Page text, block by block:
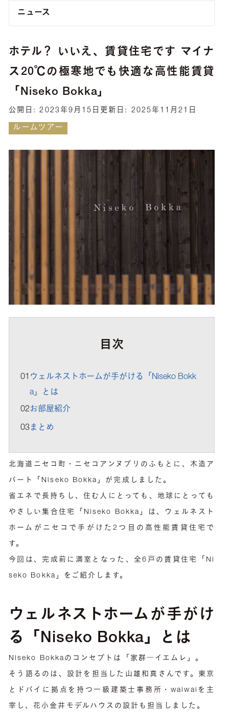
ルームツアー
公開日:2023年9月15日 更新日: 2025年11月21日
ホテル？ いいえ、賃貸住宅です マイナ
ス20℃の極寒地でも快適な高性能賃貸
「Niseko Bokka」
目次
01 ウェルネストホームが手がける「Niseko Bokk
a」とは
02お部屋紹介
03まとめ
北海道ニセコ町・ニセコアンヌプリのふもとに、木造ア
パート「Niseko Bokka」が完成しました。
省エネで長持ちし、住む人にとっても、地球にとっても
やさしい集合住宅「Niseko Bokka」は、ウェルネスト
ホームがニセコで手がけた2つ目の高性能賃貸住宅で
す。
今回は、完成前に満室となった、全6戸の賃貸住宅「Ni
seko Bokka」をご紹介します。
ウェルネストホームが手がけ
る「Niseko Bokka」とは
Niseko Bokkaのコンセプトは「家群―イエムレ」。
そう語るのは、設計を担当した山雄和真さんです。東京
とドバイに拠点を持つ一級建築士事務所・waiwaiを主
宰し、花小金井モデルハウスの設計も担当しました。
ニュース